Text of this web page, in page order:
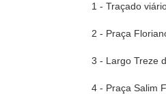
1 - Traçado
2 - Praça
3 - Largo Treze
4 - Praça Salim